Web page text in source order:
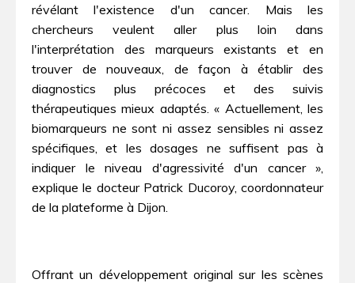
révélant l'existence d'un cancer. Mais les
chercheurs veulent aller plus loin dans
l'interprétation des marqueurs existants et en
trouver de nouveaux, de façon à établir des
diagnostics plus précoces et des suivis
thérapeutiques mieux adaptés. « Actuellement, les
biomarqueurs ne sont ni assez sensibles ni assez
spécifiques, et les dosages ne suffisent pas à
indiquer le niveau d'agressivité d'un cancer »,
explique le docteur Patrick Ducoroy, coordonnateur
de la plateforme à Dijon.
Offrant un développement original sur les scènes